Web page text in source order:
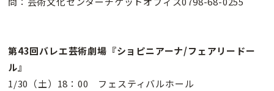
第43回バレエ芸術劇場『ショピニアーナ/フェアリードー
ル』
1/30（土）18：00 フェスティバルホール